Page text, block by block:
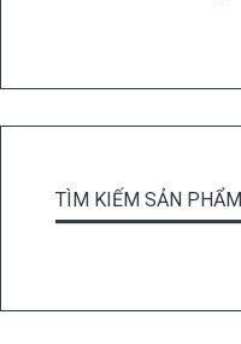
TÌM KIẾM SẢN PHẨM